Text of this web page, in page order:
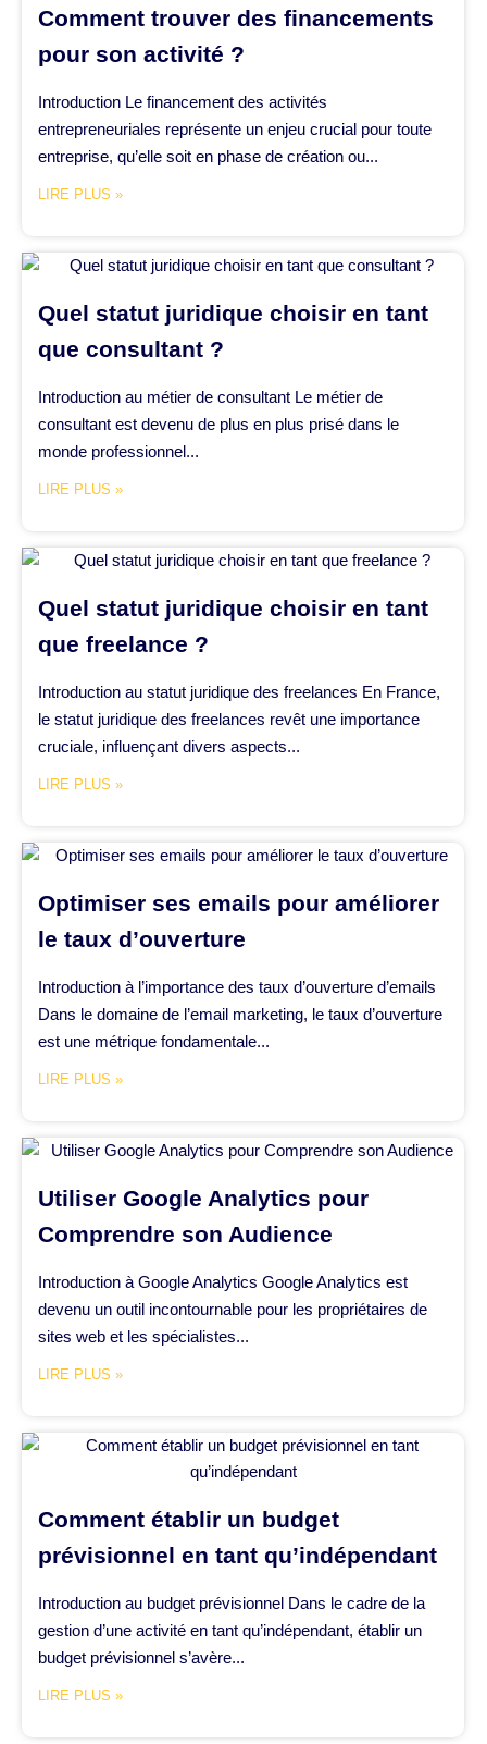
Comment trouver des financements
pour son activité ?
Introduction Le financement des activités
entrepreneuriales représente un enjeu crucial pour toute
entreprise, qu’elle soit en phase de création ou...
LIRE PLUS »
Quel statut juridique choisir en tant
que consultant ?
Introduction au métier de consultant Le métier de
consultant est devenu de plus en plus prisé dans le
monde professionnel...
LIRE PLUS »
Quel statut juridique choisir en tant
que freelance ?
Introduction au statut juridique des freelances En France,
le statut juridique des freelances revêt une importance
cruciale, influençant divers aspects...
LIRE PLUS »
Optimiser ses emails pour améliorer
le taux d’ouverture
Introduction à l’importance des taux d’ouverture d’emails
Dans le domaine de l’email marketing, le taux d’ouverture
est une métrique fondamentale...
LIRE PLUS »
Utiliser Google Analytics pour
Comprendre son Audience
Introduction à Google Analytics Google Analytics est
devenu un outil incontournable pour les propriétaires de
sites web et les spécialistes...
LIRE PLUS »
Comment établir un budget
prévisionnel en tant qu’indépendant
Introduction au budget prévisionnel Dans le cadre de la
gestion d’une activité en tant qu’indépendant, établir un
budget prévisionnel s’avère...
LIRE PLUS »